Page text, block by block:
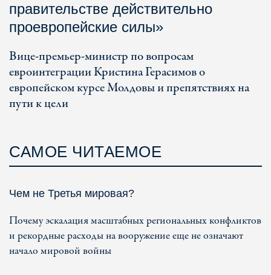
правительстве действительно
проевропейские силы»
Вице-премьер-министр по вопросам
евроинтеграции Кристина Герасимов о
европейском курсе Молдовы и препятствиях на
пути к цели
САМОЕ ЧИТАЕМОЕ
Чем не Третья мировая?
Почему эскалация масштабных региональных конфликтов
и рекордные расходы на вооружение еще не означают
начало мировой войны